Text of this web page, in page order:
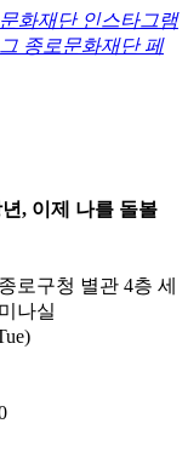
화재단 인스타그램
종로문화재단 페
, 이제 나를 돌볼
종로구청 별관 4층 세
미나실